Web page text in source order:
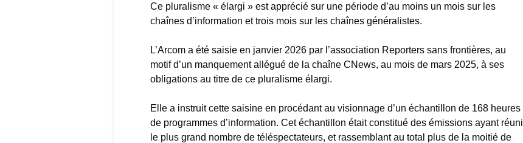
Ce pluralisme « élargi » est apprécié sur une période d’au moins un mois sur les
chaînes d’information et trois mois sur les chaînes généralistes.
L’Arcom a été saisie en janvier 2026 par l’association Reporters sans frontières, au
motif d’un manquement allégué de la chaîne CNews, au mois de mars 2025, à ses
obligations au titre de ce pluralisme élargi.
Elle a instruit cette saisine en procédant au visionnage d’un échantillon de 168 heures
de programmes d’information. Cet échantillon était constitué des émissions ayant réuni
le plus grand nombre de téléspectateurs, et rassemblant au total plus de la moitié de